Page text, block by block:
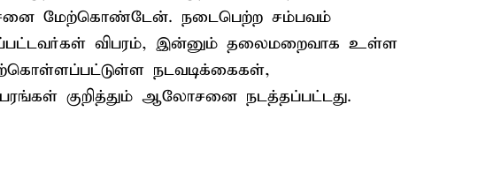
மேற்கொண்டேன். நடைபெற்ற சம்பவம்
விபரம், இன்னும் தலைமறைவாக உள்ள
நடவடிக்கைகள்,
குறித்தும் ஆலோசனை நடத்தப்பட்டது.